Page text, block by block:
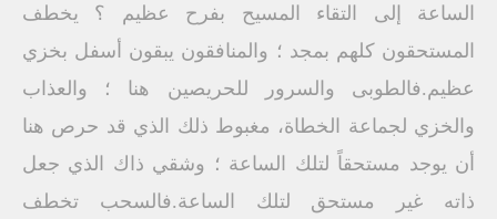
الساعة إلى التقاء المسيح بفرح عظيم ؟ يخطف
المستحقون كلهم بمجد ؛ والمنافقون يبقون أسفل بخزي
عظيم.فالطوبى والسرور للحريصين هنا ؛ والعذاب
والخزي لجماعة الخطاة، مغبوط ذلك الذي قد حرص هنا
أن يوجد مستحقاً لتلك الساعة ؛ وشقي ذاك الذي جعل
ذاته غير مستحق لتلك الساعة.فالسحب تخطف